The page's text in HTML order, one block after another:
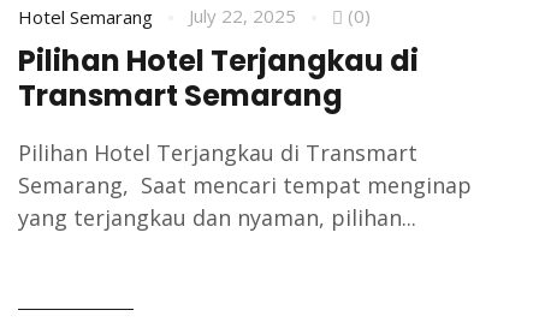
Hotel Semarang July 22, 2025 (0)
Pilihan Hotel Terjangkau di
Transmart Semarang
Pilihan Hotel Terjangkau di Transmart
Semarang, Saat mencari tempat menginap
yang terjangkau dan nyaman, pilihan...